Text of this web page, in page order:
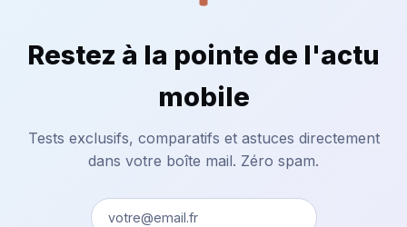
Restez à la pointe de l'actu
mobile
Tests exclusifs, comparatifs et astuces directement
dans votre boîte mail. Zéro spam.